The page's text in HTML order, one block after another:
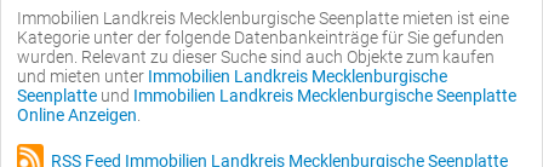
Immobilien Landkreis Mecklenburgische Seenplatte mieten ist eine
Kategorie unter der folgende Datenbankeinträge für Sie gefunden
wurden. Relevant zu dieser Suche sind auch Objekte zum kaufen
und mieten unter Immobilien Landkreis Mecklenburgische
Seenplatte und Immobilien Landkreis Mecklenburgische Seenplatte
Online Anzeigen
RSS Feed Immobilien Landkreis Mecklenburgische Seenplatte